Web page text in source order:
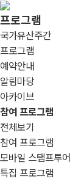
프로그램
국가유산주간
프로그램
예약안내
알림마당
아카이브
참여 프로그램
전체보기
참여 프로그램
모바일 스탬프투어
특집 프로그램